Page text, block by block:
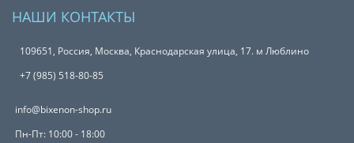
НАШИ КОНТАКТЫ
109651, Россия, Москва, Краснодарская улица, 17. м Люблино
+7 (985) 518-80-85
info@bixenon-shop.ru
Пн-Пт: 10:00 - 18:00